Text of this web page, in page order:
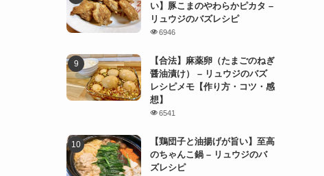
い】豚こまのやわらかピカタ –
リュウジのバズレシピ
6946
【合法】麻薬卵（たまごのねぎ
醤油漬け） – リュウジのバズ
レシピメモ【作り方・コツ・感
想】
6541
【鶏団子と油揚げが旨い】至高
のちゃんこ鍋 – リュウジのバ
ズレシピ